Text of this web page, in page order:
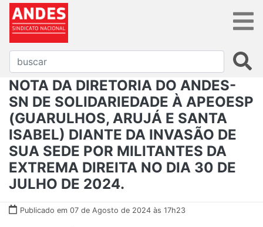
NOTA DA DIRETORIA DO ANDES-
SN DE SOLIDARIEDADE À APEOESP
(GUARULHOS, ARUJÁ E SANTA
ISABEL) DIANTE DA INVASÃO DE
SUA SEDE POR MILITANTES DA
EXTREMA DIREITA NO DIA 30 DE
JULHO DE 2024.
Publicado em 07 de Agosto de 2024 às 17h23